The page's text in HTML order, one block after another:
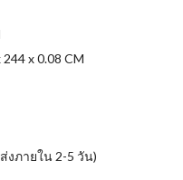
x 0.08 CM
งภายใน 2-5 วัน)